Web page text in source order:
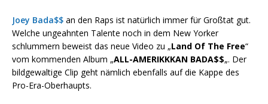
Joey Bada$$ an den Raps ist natürlich immer für Großtat gut.
Welche ungeahnten Talente noch in dem New Yorker
schlummern beweist das neue Video zu „Land Of The Free“
vom kommenden Album „ALL-AMERIKKKAN BADA$$„. Der
bildgewaltige Clip geht nämlich ebenfalls auf die Kappe des
Pro-Era-Oberhaupts.